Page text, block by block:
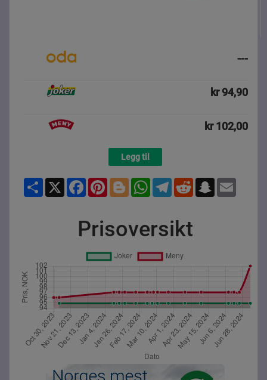
---
kr 94,90
kr 102,00
Legg til
Share X FacebookPinterestBloggerWhatsAppTelegramReddit Snapchat
Prisoversikt